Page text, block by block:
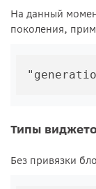
На данный
поколения,
Типы
Без привязки